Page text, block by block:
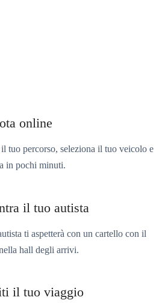
online
tuo percorso, seleziona il tuo veicolo e
in pochi minuti.
il tuo autista
ti aspetterà con un cartello con il
hall degli arrivi.
il tuo viaggio